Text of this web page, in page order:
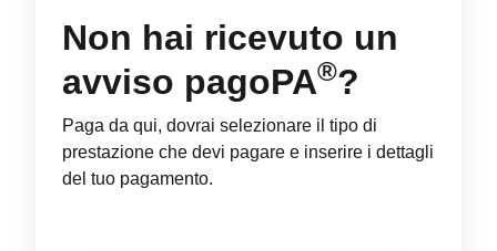
Non hai ricevuto un
avviso pagoPA®?
Paga da qui, dovrai selezionare il tipo di
prestazione che devi pagare e inserire i dettagli
del tuo pagamento.